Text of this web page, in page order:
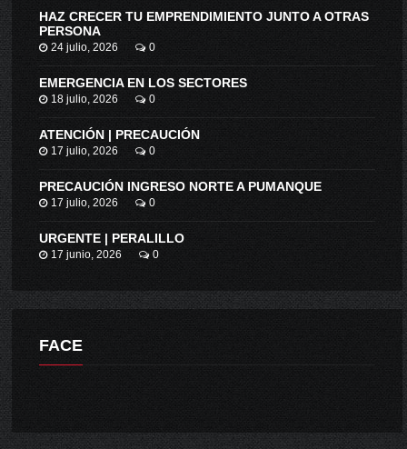
HAZ CRECER TU EMPRENDIMIENTO JUNTO A OTRAS
PERSONA
24 julio, 2026 0
EMERGENCIA EN LOS SECTORES
18 julio, 2026 0
ATENCIÓN | PRECAUCIÓN
17 julio, 2026 0
PRECAUCIÓN INGRESO NORTE A PUMANQUE
17 julio, 2026 0
URGENTE | PERALILLO
17 junio, 2026 0
FACE